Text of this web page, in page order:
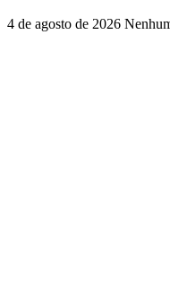
4 de agosto de 2026